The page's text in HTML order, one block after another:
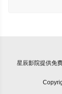
星辰影院提供免